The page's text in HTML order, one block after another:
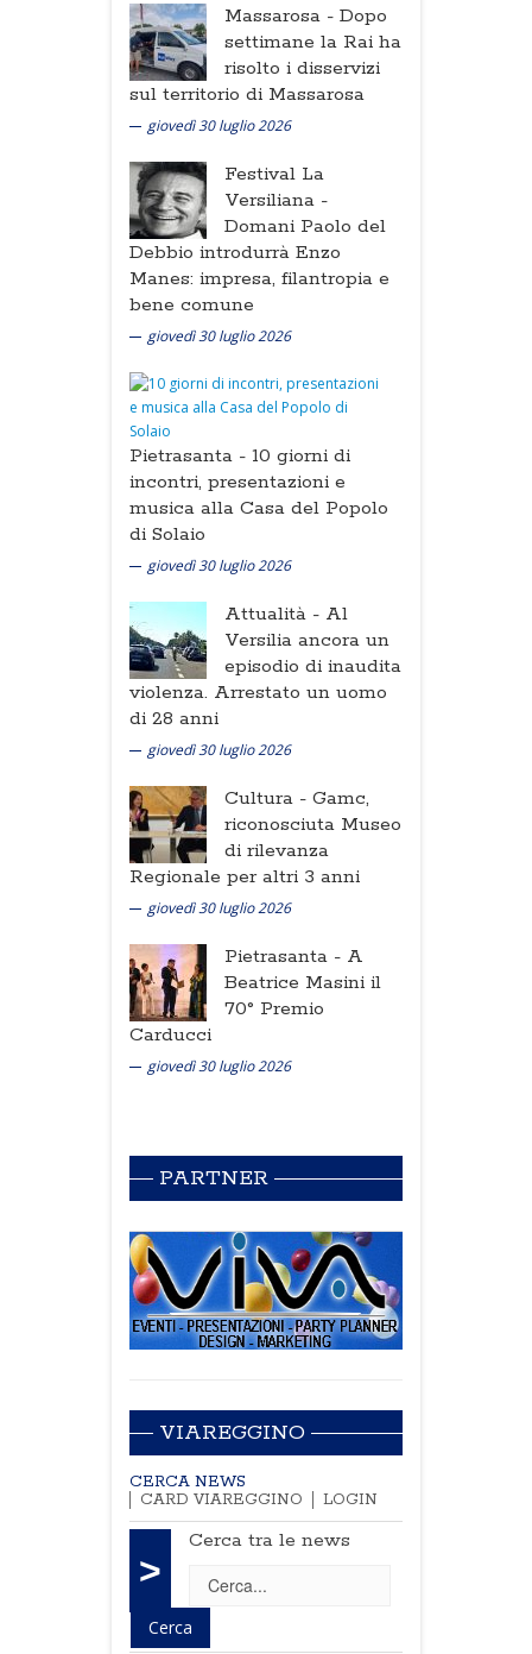
Massarosa - Dopo
settimane la Rai ha
risolto i disservizi
sul territorio di Massarosa
giovedì 30 luglio 2026
Festival La
Versiliana -
Domani Paolo del
Debbio introdurrà Enzo
Manes: impresa, filantropia e
bene comune
giovedì 30 luglio 2026
Pietrasanta - 10 giorni di
incontri, presentazioni e
musica alla Casa del Popolo
di Solaio
giovedì 30 luglio 2026
Attualità - Al
Versilia ancora un
episodio di inaudita
violenza. Arrestato un uomo
di 28 anni
giovedì 30 luglio 2026
Cultura - Gamc,
riconosciuta Museo
di rilevanza
Regionale per altri 3 anni
giovedì 30 luglio 2026
Pietrasanta - A
Beatrice Masini il
70° Premio
Carducci
giovedì 30 luglio 2026
PARTNER
VIAREGGINO
CERCA NEWS
CARD VIAREGGINO
LOGIN
>
Cerca tra le news